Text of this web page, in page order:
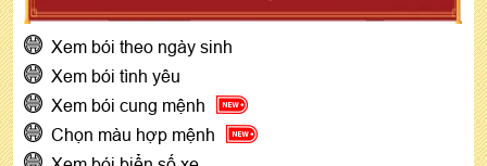
Xem bói theo ngày sinh
Xem bói tình yêu
Xem bói cung mệnh
Chọn màu hợp mệnh